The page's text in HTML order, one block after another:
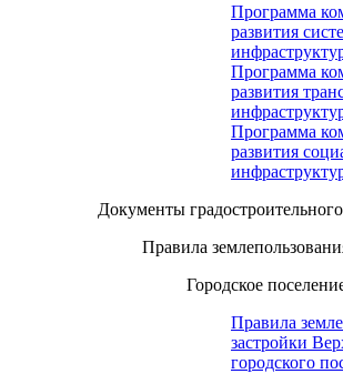
Программа
развития
Программа
развития
Программа
развития
Документы
Правила
Городское
Правила
застройки
городского